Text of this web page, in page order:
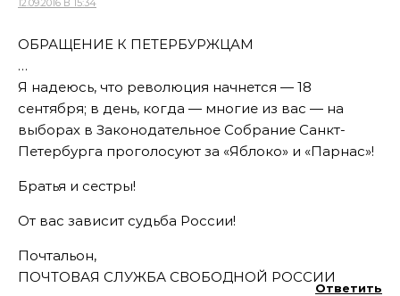
12.09.2016 В 15:34
ОБРАЩЕНИЕ К ПЕТЕРБУРЖЦАМ
…
Я надеюсь, что революция начнется — 18
сентября; в день, когда — многие из вас — на
выборах в Законодательное Собрание Санкт-
Петербурга проголосуют за «Яблоко» и «Парнас»!
Братья и сестры!
От вас зависит судьба России!
Почтальон,
ПОЧТОВАЯ СЛУЖБА СВОБОДНОЙ РОССИИ
Ответить